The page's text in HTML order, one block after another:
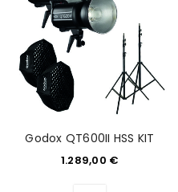
ANMELDEN
Benutzername oder E-
Godox QT600II HSS KIT
1.289,00 €